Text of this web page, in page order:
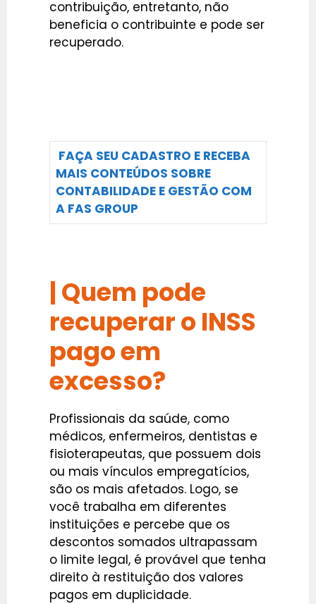
contribuição, entretanto, não
beneficia o contribuinte e pode ser
recuperado.
FAÇA SEU CADASTRO E RECEBA
MAIS CONTEÚDOS SOBRE
CONTABILIDADE E GESTÃO COM
A FAS GROUP
| Quem pode
recuperar o INSS
pago em
excesso?
Profissionais da saúde, como
médicos, enfermeiros, dentistas e
fisioterapeutas, que possuem dois
ou mais vínculos empregatícios,
são os mais afetados. Logo, se
você trabalha em diferentes
instituições e percebe que os
descontos somados ultrapassam
o limite legal, é provável que tenha
direito à restituição dos valores
pagos em duplicidade.